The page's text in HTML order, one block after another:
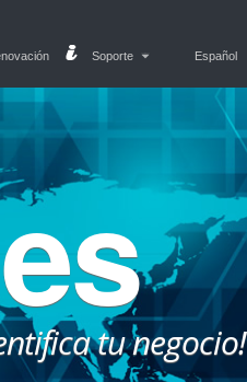
Soporte Español
tu negocio!